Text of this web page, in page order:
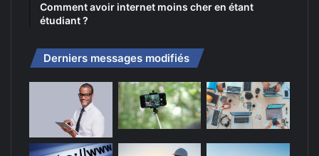
Comment avoir internet moins cher en étant
étudiant ?
Derniers messages modifiés